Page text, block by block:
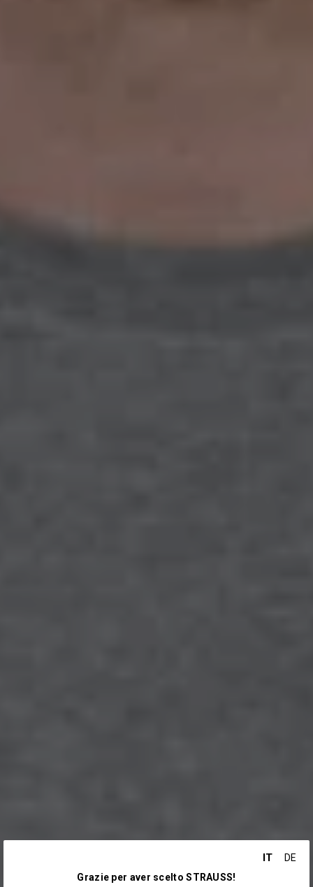
IT
DE
Grazie per aver scelto STRAUSS!